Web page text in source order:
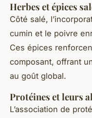
Herbes et épices
Côté salé,
cumin et le poivre
Ces épices
composant, offrant
au goût global.
Protéines et leurs
L’association de